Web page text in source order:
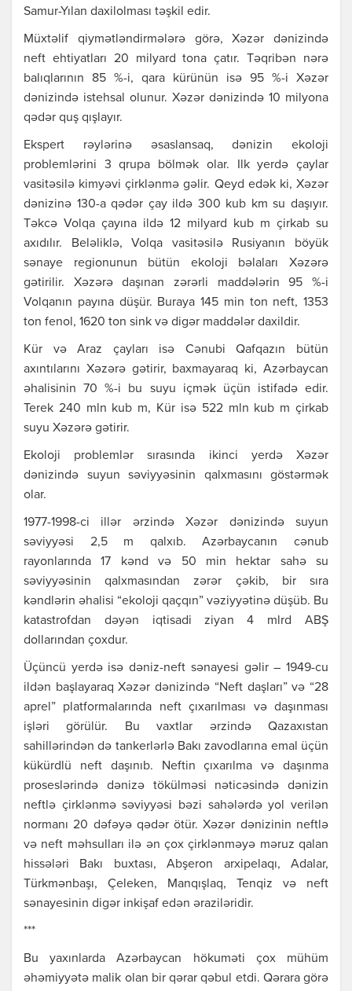
Samur-Yılan daxilolması təşkil edir.
Müxtəlif qiymətləndirmələrə görə, Xəzər dənizində
neft ehtiyatları 20 milyard tona çatır. Təqribən nərə
balıqlarının 85 %-i, qara kürünün isə 95 %-i Xəzər
dənizində istehsal olunur. Xəzər dənizində 10 milyona
qədər quş qışlayır.
Ekspert rəylərinə əsaslansaq, dənizin ekoloji
problemlərini 3 qrupa bölmək olar. Ilk yerdə çaylar
vasitəsilə kimyəvi çirklənmə gəlir. Qeyd edək ki, Xəzər
dənizinə 130-a qədər çay ildə 300 kub km su daşıyır.
Təkcə Volqa çayına ildə 12 milyard kub m çirkab su
axıdılır. Beləliklə, Volqa vasitəsilə Rusiyanın böyük
sənaye regionunun bütün ekoloji bəlaları Xəzərə
gətirilir. Xəzərə daşınan zərərli maddələrin 95 %-i
Volqanın payına düşür. Buraya 145 min ton neft, 1353
ton fenol, 1620 ton sink və digər maddələr daxildir.
Kür və Araz çayları isə Cənubi Qafqazın bütün
axıntılarını Xəzərə gətirir, baxmayaraq ki, Azərbaycan
əhalisinin 70 %-i bu suyu içmək üçün istifadə edir.
Terek 240 mln kub m, Kür isə 522 mln kub m çirkab
suyu Xəzərə gətirir.
Ekoloji problemlər sırasında ikinci yerdə Xəzər
dənizində suyun səviyyəsinin qalxmasını göstərmək
olar.
1977-1998-ci illər ərzində Xəzər dənizində suyun
səviyyəsi 2,5 m qalxıb. Azərbaycanın cənub
rayonlarında 17 kənd və 50 min hektar sahə su
səviyyəsinin qalxmasından zərər çəkib, bir sıra
kəndlərin əhalisi “ekoloji qaçqın” vəziyyətinə düşüb. Bu
katastrofdan dəyən iqtisadi ziyan 4 mlrd ABŞ
dollarından çoxdur.
Üçüncü yerdə isə dəniz-neft sənayesi gəlir – 1949-cu
ildən başlayaraq Xəzər dənizində “Neft daşları” və “28
aprel” platformalarında neft çıxarılması və daşınması
işləri görülür. Bu vaxtlar ərzində Qazaxıstan
sahillərindən də tankerlərlə Bakı zavodlarına emal üçün
kükürdlü neft daşınıb. Neftin çıxarılma və daşınma
proseslərində dənizə tökülməsi nəticəsində dənizin
neftlə çirklənmə səviyyəsi bəzi sahələrdə yol verilən
normanı 20 dəfəyə qədər ötür. Xəzər dənizinin neftlə
və neft məhsulları ilə ən çox çirklənməyə məruz qalan
hissələri Bakı buxtası, Abşeron arxipelaqı, Adalar,
Türkmənbaşı, Çeleken, Manqışlaq, Tenqiz və neft
sənayesinin digər inkişaf edən əraziləridir.
***
Bu yaxınlarda Azərbaycan hökuməti çox mühüm
əhəmiyyətə malik olan bir qərar qəbul etdi. Qərara görə